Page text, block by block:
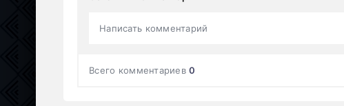
Написать комментарий
Всего комментариев0